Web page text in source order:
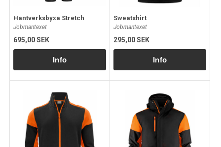
Hantverksbyxa Stretch
Jobmantexet
695,00 SEK
Sweatshirt
Jobmantexet
295,00 SEK